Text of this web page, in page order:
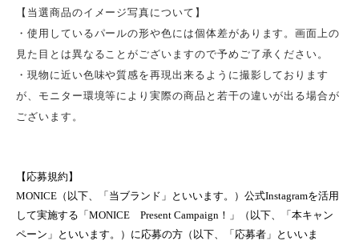
【当選商品のイメージ写真について 】
・使用しているパールの形や色には個体差があります。画面上の
見た目とは異なることがございますので予めご了承ください。
・現物に近い色味や質感を再現出来るように撮影しております
が、モニター環境等により実際の商品と若干の違いが出る場合が
ございます。
【応募規約】
MONICE（以下、「当ブランド」といいます。）公式Instagramを活用
して実施する「MONICE Present Campaign！」（以下、「本キャン
ペーン」といいます。）に応募の方（以下、「応募者」といいま